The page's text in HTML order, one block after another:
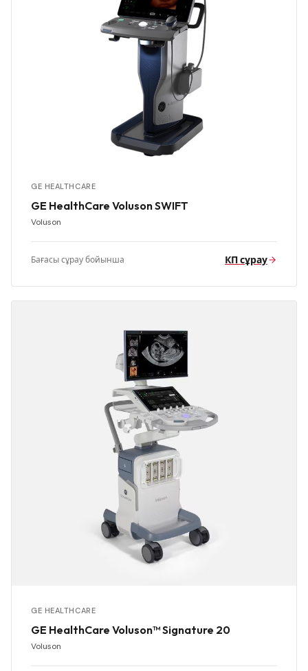
GE HEALTHCARE
GE HealthCare Voluson SWIFT
Voluson
Бағасы сұрау бойынша КП сұрау
GE HEALTHCARE
GE HealthCare Voluson™ Signature 20
Voluson